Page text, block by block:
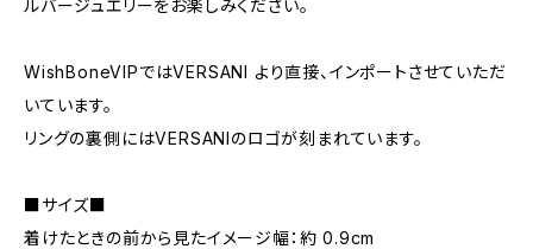
ルバージュエリーをお楽しみください。
WishBoneVIPではVERSANI より直接、インポートさせていただ
いています。
リングの裏側にはVERSANIのロゴが刻まれています。
■サイズ■
着けたときの前から見たイメージ幅：約 0.9cm